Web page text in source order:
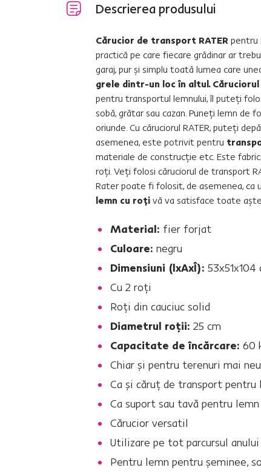
Descrierea produsului
Cărucior de transport RATER pentru
practică pe care fiecare grădinar ar
garaj, pur şi simplu toată lumea care
grele dintr-un loc în altul. Căruciorul
pentru transportul lemnului, îl puteţi
sobă, grătar sau cazan. Puneţi lemn de
oriunde. Cu căruciorul RATER, puteţi
asemenea, este potrivit pentru
materiale de construcţie etc. Este
roţi. Veţi folosi căruciorul de transport
Rater poate fi folosit, de asemenea, ca
lemn cu roţi vă va satisface toate
Material: fier forjat
Culoare: negru
Dimensiuni (lxAxÎ): 53x51x104
Cu 2 roţi
Roţi din cauciuc solid
Diametrul roţii: 25 cm
Capacitate de încărcare: 60
Chiar şi pentru terenuri mai
Ca şi căruţ de transport
Ca suport sau tavă pentru lemn
Cărucior versatil
Utilizare pe tot parcursul anului
Pentru lemn pentru şeminee,